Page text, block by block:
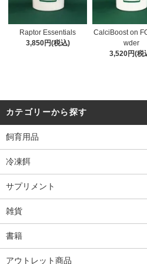
Raptor Essentials
3,850円(税込)
CalciBoost on
wder
3,520円(税
カテゴリーから探す
飼育用品
冷凍餌
サプリメント
雑貨
書籍
アウトレット商品